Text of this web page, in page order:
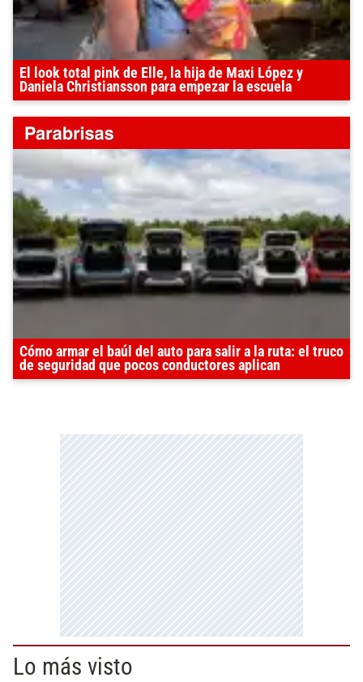
El look total pink de Elle, la hija de Maxi López y
Daniela Christiansson para empezar la escuela
Cómo armar el baúl del auto para salir a la ruta: el truco
de seguridad que pocos conductores aplican
Lo más visto